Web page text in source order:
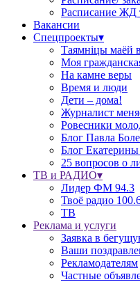
Расписание ЖД
Вакансии
Спецпроекты▾
Таямніцы маёй
Моя
На камне веры
Время и люди
Дети – дома!
Журналист
Ровесники
Блог Павла
Блог
25 вопросов о
ТВ и РАДИО▾
Лидер ФМ 94.3
Твоё радио
ТВ
Реклама и услуги
Заявка в
Ваши
Рекламодателям
Частные